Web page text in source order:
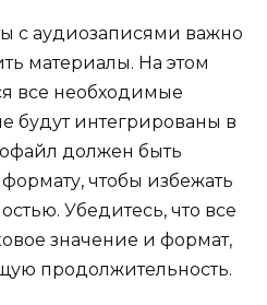
с аудиозаписями важно
материалы. На этом
все необходимые
будут интегрированы в
должен быть
чтобы избежать
Убедитесь, что все
значение и формат,
продолжительность.